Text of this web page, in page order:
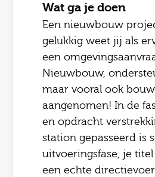
Wat ga je doen
Een nieuwbouw
gelukkig weet jij als
een
Nieuwbouw,
maar vooral ook
aangenomen! In de
en opdracht
station gepasseerd is
uitvoeringsfase, je
een echte